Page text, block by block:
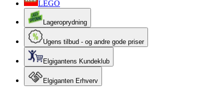
LEGO
Lageroprydning
Ugens tilbud - og andre gode priser
Elgigantens Kundeklub
Elgiganten Erhverv